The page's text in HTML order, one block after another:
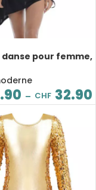
danse pour femme,
– CHF 32.90